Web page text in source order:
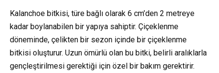
Kalanchoe bitkisi, türe bağlı olarak 6 cm’den 2 metreye
kadar boylanabilen bir yapıya sahiptir. Çiçeklenme
döneminde, çelikten bir sezon içinde bir çiçeklenme
bitkisi oluşturur. Uzun ömürlü olan bu bitki, belirli aralıklarla
gençleştirilmesi gerektiği için özel bir bakım gerektirir.